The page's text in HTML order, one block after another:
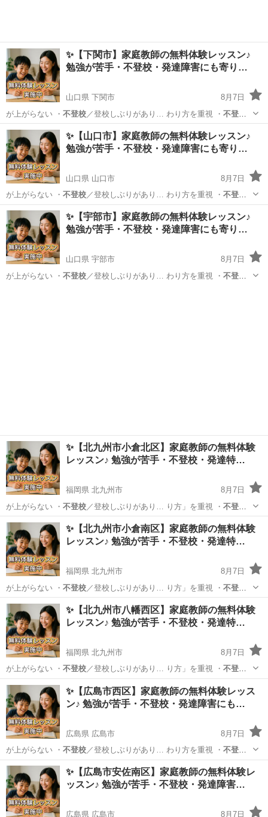
✨【下関市】家庭教師の無料体験レッスン♪
勉強が苦手・不登校・発達障害にも寄り…
山口県 下関市
8月7日
が上がらない ・ 不登校／登校しぶりがあり… わり方を重視 ・ 不登
校・発達障害のあるお… 学生／高校生 ・不登校／発達障害／勉強が…
山口 下関市 育児 不登校
✨【山口市】家庭教師の無料体験レッスン♪
勉強が苦手・不登校・発達障害にも寄り…
山口県 山口市
8月7日
が上がらない ・ 不登校／登校しぶりがあり… わり方を重視 ・ 不登
校・発達障害のあるお… 学生／高校生 ・不登校／発達障害／勉強が…
山口 山口市 育児 不登校
✨【宇部市】家庭教師の無料体験レッスン♪
勉強が苦手・不登校・発達障害にも寄り…
山口県 宇部市
8月7日
が上がらない ・ 不登校／登校しぶりがあり… わり方を重視 ・ 不登
✨【北九州市小倉北区】家庭教師の無料体験
レッスン♪ 勉強が苦手・不登校・発達特…
福岡県 北九州市
8月7日
が上がらない ・ 不登校／登校しぶりがあり… り方」を重視 ・ 不登
校・発達特性のあるお… 学生／高校生 ・不登校／発達障害／勉強が…
福岡 北九州市 育児 不登校
✨【北九州市小倉南区】家庭教師の無料体験
レッスン♪ 勉強が苦手・不登校・発達特…
福岡県 北九州市
8月7日
が上がらない ・ 不登校／登校しぶりがあり… り方」を重視 ・ 不登
校・発達特性のあるお… 学生／高校生 ・不登校／発達障害／勉強が…
福岡 北九州市 育児 不登校
✨【北九州市八幡西区】家庭教師の無料体験
レッスン♪ 勉強が苦手・不登校・発達特…
福岡県 北九州市
8月7日
が上がらない ・ 不登校／登校しぶりがあり… り方」を重視 ・ 不登
校・発達特性のあるお… 学生／高校生 ・不登校／発達障害／勉強が…
福岡 北九州市 育児 不登校
✨【広島市西区】家庭教師の無料体験レッス
ン♪ 勉強が苦手・不登校・発達障害にも…
広島県 広島市
8月7日
が上がらない ・ 不登校／登校しぶりがあり… わり方を重視 ・ 不登
校・発達障害のあるお… 学生／高校生 ・不登校／発達障害／勉強が…
広島 広島市 育児 不登校
✨【広島市安佐南区】家庭教師の無料体験レ
ッスン♪ 勉強が苦手・不登校・発達障害…
広島県 広島市 8月7日